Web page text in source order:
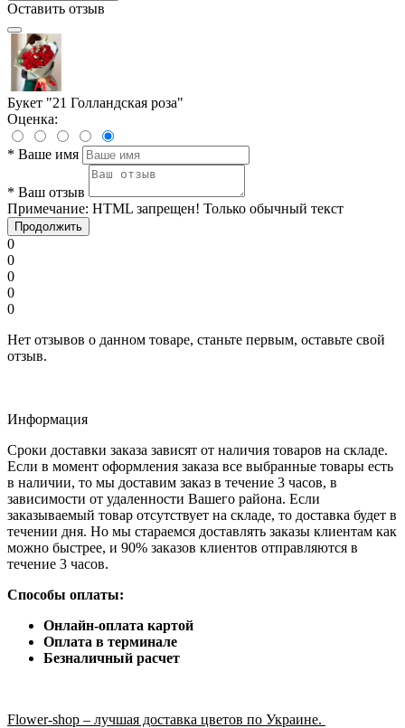
Оставить отзыв
Букет "21 Голландская роза"
Оценка:
* Ваше имя
* Ваш отзыв
Примечание: HTML запрещен! Только обычный текст
Продолжить
0
0
0
0
0
Нет отзывов о данном товаре, станьте первым, оставьте свой
отзыв.
Информация
Сроки доставки заказа зависят от наличия товаров на складе.
Если в момент оформления заказа все выбранные товары есть
в наличии, то мы доставим заказ в течение 3 часов, в
зависимости от удаленности Вашего района. Если
заказываемый товар отсутствует на складе, то доставка будет в
течении дня. Но мы стараемся доставлять заказы клиентам как
можно быстрее, и 90% заказов клиентов отправляются в
течение 3 часов.
Способы оплаты:
Онлайн-оплата картой
Оплата в терминале
Безналичный расчет
Flower-shop – лучшая доставка цветов по Украине.